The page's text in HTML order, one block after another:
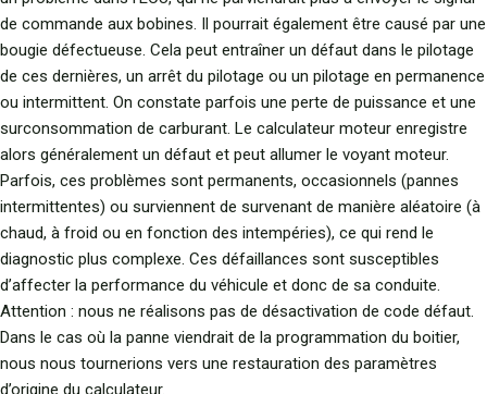
de commande aux bobines. Il pourrait également être causé par une
bougie défectueuse. Cela peut entraîner un défaut dans le pilotage
de ces dernières, un arrêt du pilotage ou un pilotage en permanence
ou intermittent. On constate parfois une perte de puissance et une
surconsommation de carburant. Le calculateur moteur enregistre
alors généralement un défaut et peut allumer le voyant moteur.
Parfois, ces problèmes sont permanents, occasionnels (pannes
intermittentes) ou surviennent de survenant de manière aléatoire (à
chaud, à froid ou en fonction des intempéries), ce qui rend le
diagnostic plus complexe. Ces défaillances sont susceptibles
d’affecter la performance du véhicule et donc de sa conduite.
Attention : nous ne réalisons pas de désactivation de code défaut.
Dans le cas où la panne viendrait de la programmation du boitier,
nous nous tournerions vers une restauration des paramètres
d’origine du calculateur.